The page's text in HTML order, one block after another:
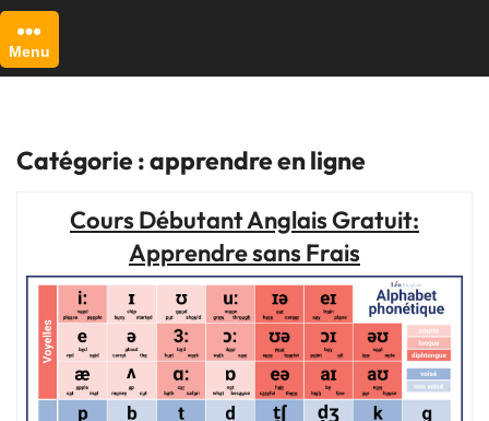
Menu
Catégorie :apprendre en ligne
Cours Débutant Anglais Gratuit:
Apprendre sans Frais